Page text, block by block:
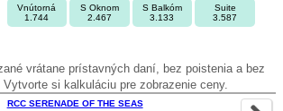
Vnútorná
1.744
S Oknom
2.467
S Balkóm
3.133
Suite
3.587
vrátane prístavných daní, bez poistenia a bez
si kalkuláciu pre zobrazenie ceny.
RCC SERENADE OF THE SEAS